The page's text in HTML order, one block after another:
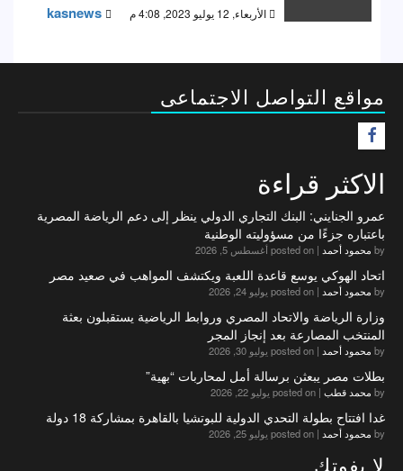
الأربعاء, 12 يوليو 2023, 4:08 م kasnews
مواقع التواصل الاجتماعى
الاكثر قراءة
عمرو الجنايني: البنك التجاري الدولي ينظر إلى دعم الرياضة المصرية
باعتباره جزءًا من مسؤوليته الوطنية
by محمود أحمد | posted on أغسطس 5, 2026
اتحاد الهوكي يوسع قاعدة اللعبة ويكتشف المواهب في صعيد مصر
by محمود أحمد | posted on يوليو 24, 2026
وزارة الرياضة والاتحاد المصري وروابط الرياضية يستقبلون بعثة
المنتخب المصارعة بعد إنجاز المجر
by محمود أحمد | posted on يوليو 30, 2026
بطلات مصر يبعثن برسالة أمل لمحاربات “بهية”
by محمد قطب | posted on يوليو 22, 2026
غدا افتتاح بطولة التحدي الدولية للبوتشيا بالقاهرة بمشاركة 18 دولة
by محمود أحمد | posted on يوليو 25, 2026
لا يفوتك